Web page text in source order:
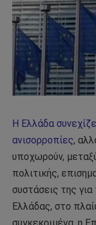
Η Ελλάδα
ανισορροπίες,
υποχωρούν,
πολιτικής,
συστάσεις της για
Ελλάδας, στο
συγκεκριμένα, η